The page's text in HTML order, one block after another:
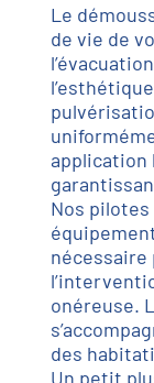
Le
de vie de
application
Nos
nécessaire
onéreuse.
des
Un petit